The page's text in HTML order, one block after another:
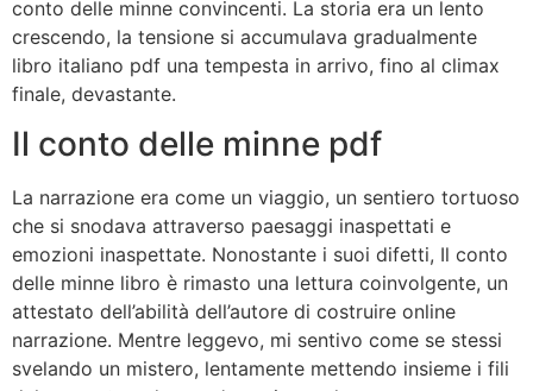
conto delle minne convincenti. La storia era un lento
crescendo, la tensione si accumulava gradualmente
libro italiano pdf una tempesta in arrivo, fino al climax
finale, devastante.
Il conto delle minne pdf
La narrazione era come un viaggio, un sentiero tortuoso
che si snodava attraverso paesaggi inaspettati e
emozioni inaspettate. Nonostante i suoi difetti, Il conto
delle minne libro è rimasto una lettura coinvolgente, un
attestato dell’abilità dell’autore di costruire online
narrazione. Mentre leggevo, mi sentivo come se stessi
svelando un mistero, lentamente mettendo insieme i fili